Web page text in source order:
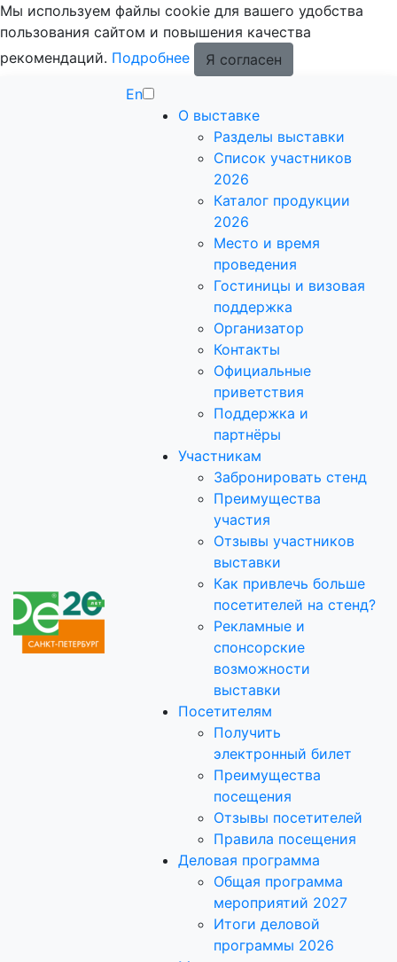
Мы используем файлы cookie для вашего удобства
пользования сайтом и повышения качества
рекомендаций. Подробнее
Я согласен
En
О выставке
Разделы выставки
Список участников
2026
Каталог продукции
2026
Место и время
проведения
Гостиницы и визовая
поддержка
Организатор
Контакты
Официальные
приветствия
Поддержка и
партнёры
Участникам
Забронировать стенд
Преимущества
участия
Отзывы участников
выставки
Как привлечь больше
посетителей на стенд?
Рекламные и
спонсорские
возможности
выставки
Посетителям
Получить
электронный билет
Преимущества
посещения
Отзывы посетителей
Правила посещения
Деловая программа
Общая программа
мероприятий 2027
Итоги деловой
программы 2026